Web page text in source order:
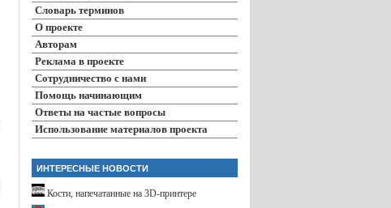
Словарь терминов
О проекте
Авторам
Реклама в проекте
Сотрудничество с нами
Помощь начинающим
Ответы на частые вопросы
Использование материалов проекта
ИНТЕРЕСНЫЕ НОВОСТИ
Кости, напечатанные на 3D-принтере